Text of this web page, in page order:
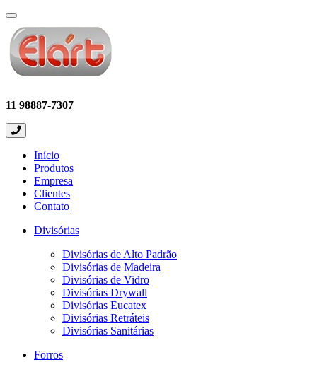
Expandir
menu
11 98887-7307
Início
Produtos
Empresa
Clientes
Contato
Divisórias
Divisórias de Alto Padrão
Divisórias de Madeira
Divisórias de Vidro
Divisórias Drywall
Divisórias Eucatex
Divisórias Retráteis
Divisórias Sanitárias
Forros